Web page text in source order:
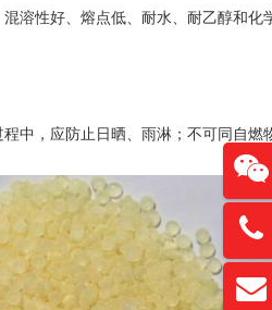
溶性好、熔点低、耐水、耐乙醇和
中，应防止日晒、雨淋；不可同自